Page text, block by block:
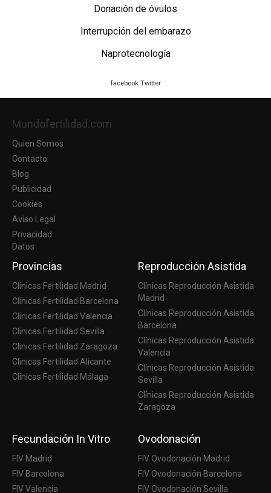
Donación de óvulos
Interrupción del embarazo
Naprotecnología
facebook Twitter
Mundofertilidad.com
Quien Somos
Contacto
Blog
Publicidad
Cookies
Aviso Legal
Privacidad
Datos
Provincias
Clinicas Fertilidad Madrid
Clinicas Fertilidad Barcelona
Clinicas Fertilidad Valencia
Clinicas Fertilidad Sevilla
Clinicas Fertilidad Zaragoza
Clinicas Fertilidad Alicante
Clinicas Fertilidad Málaga
Reproducción Asistida
Clínicas Reproducción Asistida
Madrid
Clínicas Reproducción Asistida
Barcelona
Clínicas Reproducción Asistida
Valencia
Clínicas Reproducción Asistida
Sevilla
Clínicas Reproducción Asistida
Zaragoza
Fecundación In Vitro
FIV Madrid
FIV Barcelona
FIV Valencia
Ovodonación
FIV Ovodonación Madrid
FIV Ovodonación Barcelona
FIV Ovodonación Sevilla